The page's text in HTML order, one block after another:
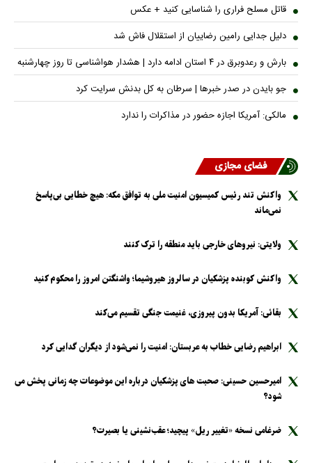
قاتل مسلح فراری را شناسایی کنید + عکس
دلیل جدایی رامین رضاییان از استقلال فاش شد
بارش و رعدوبرق در ۴ استان ادامه دارد | هشدار هواشناسی تا روز چهارشنبه
جو بایدن در صدر خبر‌ها | سرطان به کل بدنش سرایت کرد
مالکی: آمریکا اجازه حضور در مذاکرات را ندارد
فضای مجازی
واکنش تند رئیس کمیسیون امنیت ملی به توافق مکه: هیچ خطایی بی‌پاسخ
نمی‌ماند
ولایتی: نیرو‌های خارجی باید منطقه را ترک کنند
واکنش کوبنده پزشکیان در سالروز هیروشیما؛ واشنگتن امروز را محکوم کنید
بقائی: آمریکا بدون پیروزی، غنیمت جنگی تقسیم می‌کند
ابراهیم رضایی خطاب به عربستان: امنیت را نمی‌شود از دیگران گدایی کرد
امیرحسین حسینی: صحبت های پزشکیان درباره این موضوعات چه زمانی پخش می
شود؟
ضرغامی نسخه «تغییر ریل» پیچید؛ عقب‌نشینی یا بصیرت؟